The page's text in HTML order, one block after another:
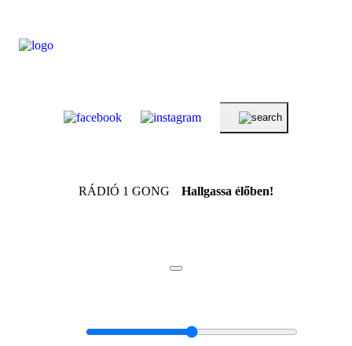
RÁDIÓ 1 GONG Hallgassa élőben!